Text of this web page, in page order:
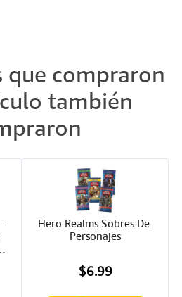
que compraron
también
Hero Realms Sobres De
Personajes
$6.99